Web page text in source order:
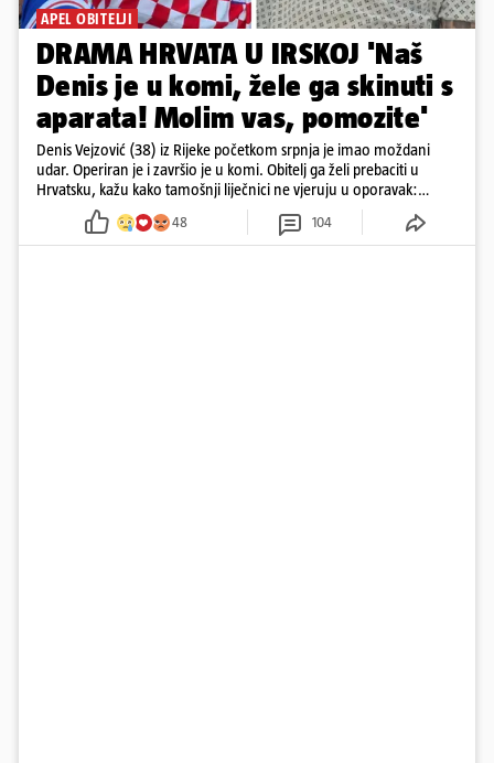
APEL OBITELJI
DRAMA HRVATA U IRSKOJ 'Naš
Denis je u komi, žele ga skinuti s
aparata! Molim vas, pomozite'
Denis Vejzović (38) iz Rijeke početkom srpnja je imao moždani
udar. Operiran je i završio je u komi. Obitelj ga želi prebaciti u
Hrvatsku, kažu kako tamošnji liječnici ne vjeruju u oporavak:
'Imamo 72 sata'
48 104